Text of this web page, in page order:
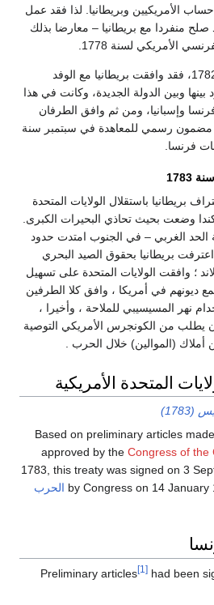
الأمريكيين وبريطانيا. لذا فقد عمل
منفردا مع بريطانيا – معارضا بذلك
الأمريكي لسنة 1778.
وحسب اتفاقية مبدئية سنة 1782، فقد وافقت بريطانيا مع الوفد
وبين الدولة الجديدة، وكانت في هذا
وإسبانيا، ومن ثم وافق الطرفان
مضمون رسمي للمعاهدة في سبتمبر سنة
بريطانيا باستقلال الولايات المتحدة
وضعت بحيث تحاذي البحيرات الكبرى.
الحد الغربي – في الجنوب امتدت حدود
بريطانيا بحقوق الصيد البحري
؛ وافقت الولايات المتحدة على تسهيل
ديونهم في أمريكا ، وافق كلا الطرفين
نهر المسيسيبي للملاحة ، وأخيرا ،
يطلب من الكونجرس الأمريكي التوصية
أملاك (الموالين) خلال الحرب .
المتحدة الأمريكية
Based on preliminary articles
approved by the Congress of the
1783, this treaty was signed on 3
by Congress on 14 الحرب
Preliminary articles [1] had been